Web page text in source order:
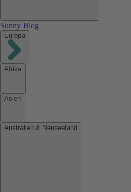
Sunny Blog
Europa
Afrika
Asien
Australien & Neuseeland